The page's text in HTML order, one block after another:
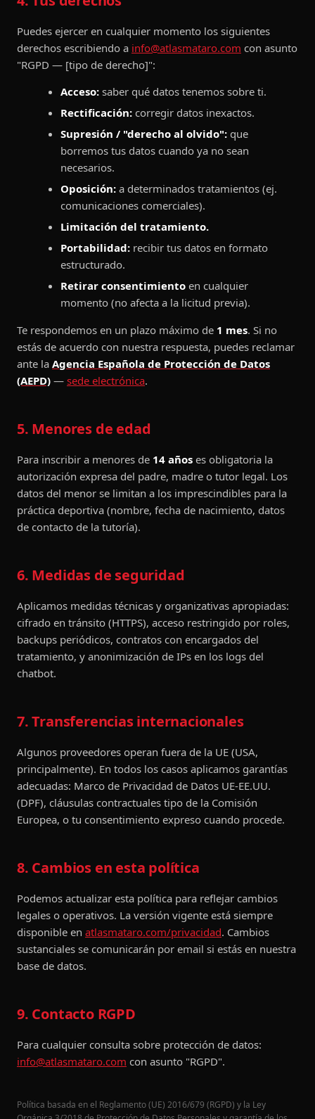
Puedes ejercer en cualquier momento los siguientes
derechos escribiendo a info@atlasmataro.com con asunto
"RGPD — [tipo de derecho]":
Acceso: saber qué datos tenemos sobre ti.
Rectificación: corregir datos inexactos.
Supresión / "derecho al olvido": que
borremos tus datos cuando ya no sean
necesarios.
Oposición: a determinados tratamientos (ej.
comunicaciones comerciales).
Limitación del tratamiento.
Portabilidad: recibir tus datos en formato
estructurado.
Retirar consentimiento en cualquier
momento (no afecta a la licitud previa).
Te respondemos en un plazo máximo de 1 mes. Si no
estás de acuerdo con nuestra respuesta, puedes reclamar
ante la Agencia Española de Protección de Datos
(AEPD) — sede electrónica.
5. Menores de edad
Para inscribir a menores de 14 años es obligatoria la
autorización expresa del padre, madre o tutor legal. Los
datos del menor se limitan a los imprescindibles para la
práctica deportiva (nombre, fecha de nacimiento, datos
de contacto de la tutoría).
6. Medidas de seguridad
Aplicamos medidas técnicas y organizativas apropiadas:
cifrado en tránsito (HTTPS), acceso restringido por roles,
backups periódicos, contratos con encargados del
tratamiento, y anonimización de IPs en los logs del
chatbot.
7. Transferencias internacionales
Algunos proveedores operan fuera de la UE (USA,
principalmente). En todos los casos aplicamos garantías
adecuadas: Marco de Privacidad de Datos UE-EE.UU.
(DPF), cláusulas contractuales tipo de la Comisión
Europea, o tu consentimiento expreso cuando procede.
8. Cambios en esta política
Podemos actualizar esta política para reflejar cambios
legales o operativos. La versión vigente está siempre
disponible en atlasmataro.com/privacidad. Cambios
sustanciales se comunicarán por email si estás en nuestra
base de datos.
9. Contacto RGPD
Para cualquier consulta sobre protección de datos:
info@atlasmataro.com con asunto "RGPD".
Política basada en el Reglamento (UE) 2016/679 (RGPD) y la Ley